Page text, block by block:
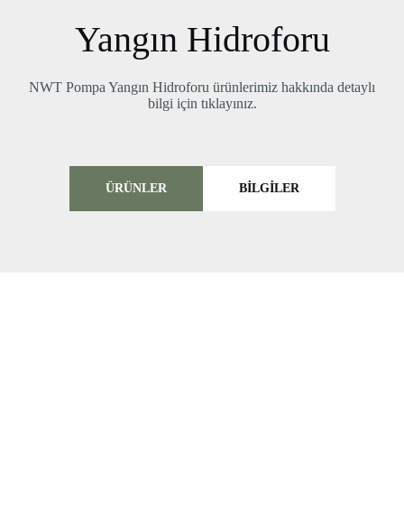
Yangın Hidroforu
NWT Pompa Yangın Hidroforu ürünlerimiz hakkında detaylı
bilgi için tıklayınız.
ÜRÜNLER BILGILER